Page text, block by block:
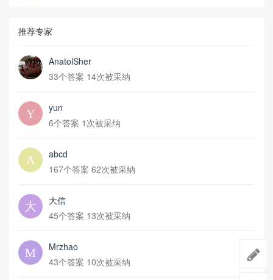
推荐专家
AnatolSher
33个答案 14次被采纳
yun
6个答案 1次被采纳
abcd
167个答案 62次被采纳
大信
45个答案 13次被采纳
Mrzhao
43个答案 10次被采纳